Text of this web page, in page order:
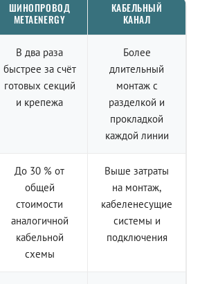
ШИНОПРОВОД
METAENERGY
КАБЕЛЬНЫЙ
КАНАЛ
В два раза
быстрее за счёт
готовых секций
и крепежа
Более
длительный
монтаж с
разделкой и
прокладкой
каждой линии
До 30 % от
общей
стоимости
аналогичной
кабельной
схемы
Выше затраты
на монтаж,
кабеленесущие
системы и
подключения